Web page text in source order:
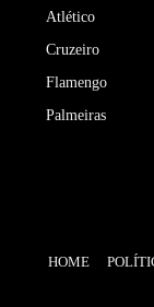
Atlético
Cruzeiro
Flamengo
Palmeiras
HOME